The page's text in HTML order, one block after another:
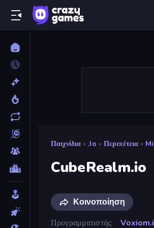
Παιχνίδια » .io » Περιπέτεια »
CubeRealm.io
Κοινοποίηση
Προγραμματιστής